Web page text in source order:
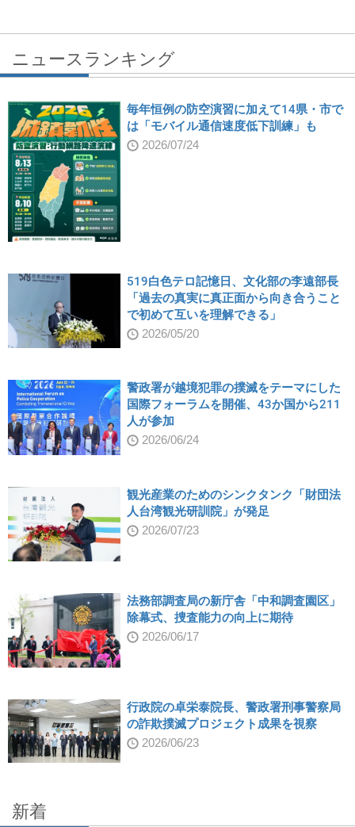
ニュースランキング
毎年恒例の防空演習に加えて14県・市で
は「モバイル通信速度低下訓練」も
2026/07/24
519白色テロ記憶日、文化部の李遠部長
「過去の真実に真正面から向き合うこと
で初めて互いを理解できる」
2026/05/20
警政署が越境犯罪の撲滅をテーマにした
国際フォーラムを開催、43か国から211
人が参加
2026/06/24
観光産業のためのシンクタンク「財団法
人台湾観光研訓院」が発足
2026/07/23
法務部調査局の新庁舎「中和調査園区」
除幕式、捜査能力の向上に期待
2026/06/17
行政院の卓栄泰院長、警政署刑事警察局
の詐欺撲滅プロジェクト成果を視察
2026/06/23
新着